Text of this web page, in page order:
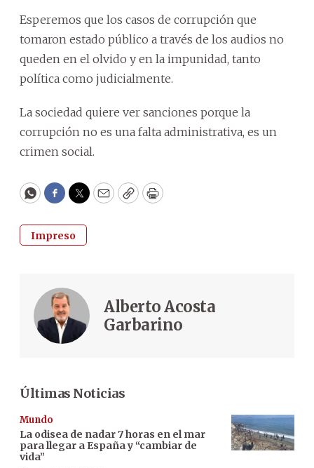
Esperemos que los casos de corrupción que
tomaron estado público a través de los audios no
queden en el olvido y en la impunidad, tanto
política como judicialmente.
La sociedad quiere ver sanciones porque la
corrupción no es una falta administrativa, es un
crimen social.
WhatsApp
Facebook
Twitter
EmailCopyPrint
Impreso
Alberto Acosta
Garbarino
Últimas Noticias
Mundo
La odisea de nadar 7 horas en el mar
para llegar a España y “cambiar de
vida”